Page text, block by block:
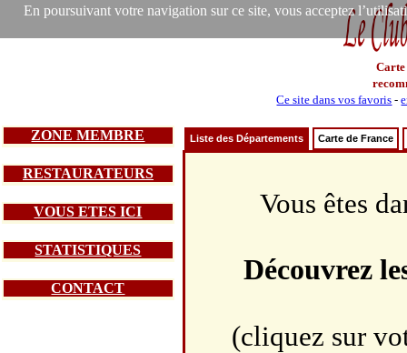
En poursuivant votre navigation sur ce site, vous acceptez
Carte
Ce site dans vos favoris -
ZONE MEMBRE
RESTAURATEURS
VOUS ETES ICI
STATISTIQUES
CONTACT
Liste des Départements Carte de France
Vous êtes
Découvrez
(cliquez sur